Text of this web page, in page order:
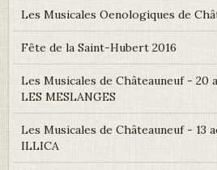
Les Musicales Oenologiques de
Fête de la Saint-Hubert 2016
Les Musicales de Châteauneuf - 20
LES MESLANGES
Les Musicales de Châteauneuf - 13
ILLICA